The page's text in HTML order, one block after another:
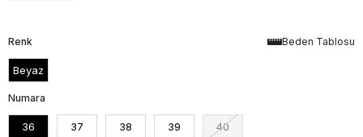
Beden Tablosu
Renk
Beyaz
Numara
36 37 38 39 40